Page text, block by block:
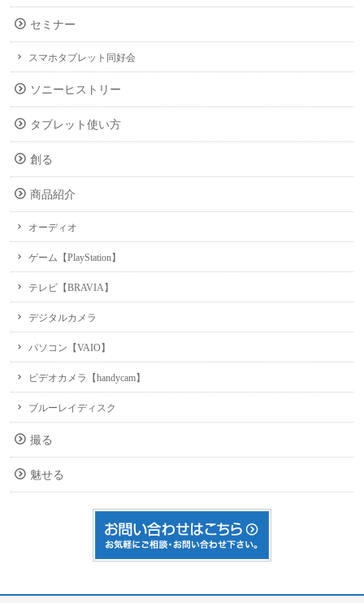
セミナー
スマホタブレット同好会
ソニーヒストリー
タブレット使い方
創る
商品紹介
オーディオ
ゲーム【PlayStation】
テレビ【BRAVIA】
デジタルカメラ
パソコン【VAIO】
ビデオカメラ【handycam】
ブルーレイディスク
撮る
魅せる